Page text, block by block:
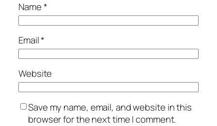
Name*
Email*
Website
Save my name, email, and website in this
browser for the next time I comment.